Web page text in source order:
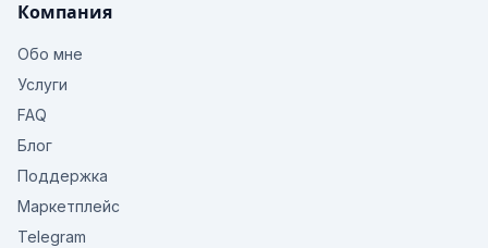
Компания
Обо мне
Услуги
FAQ
Блог
Поддержка
Маркетплейс
Telegram